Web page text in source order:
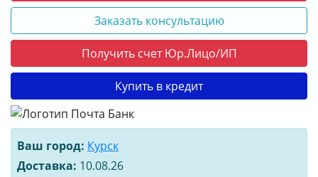
Заказать консультацию
Получить счет Юр.Лицо/ИП
Купить в кредит
Ваш город: Курск
Доставка: 10.08.26